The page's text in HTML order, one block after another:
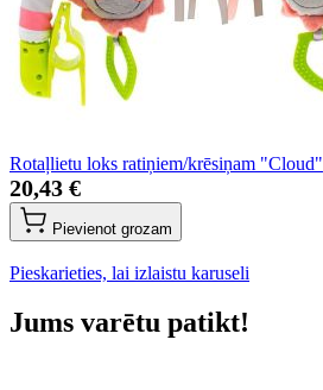
Rotaļlietu loks ratiņiem/krēsiņam "Cloud"
20,43 €
Pievienot grozam
Pieskarieties, lai izlaistu karuseli
Jums varētu patikt!